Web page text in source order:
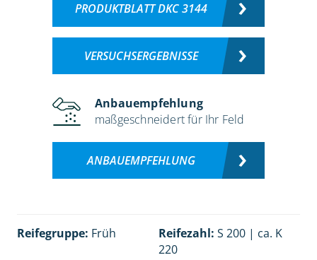
PRODUKTBLATT DKC 3144
VERSUCHSERGEBNISSE
Anbauempfehlung
maßgeschneidert für Ihr Feld
ANBAUEMPFEHLUNG
Reifegruppe: Früh Reifezahl: S 200 | ca. K
220